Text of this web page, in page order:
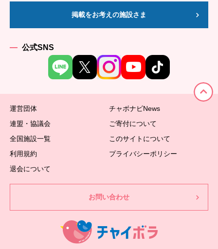
掲載をお考えの施設さま
公式SNS
運営団体
チャボナビNews
連盟・協議会
ご寄付について
全国施設一覧
このサイトについて
利用規約
プライバシーポリシー
退会について
お問い合わせ